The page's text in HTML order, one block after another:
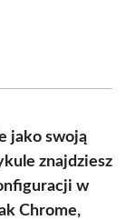
jako swoją
znajdziesz
w
Chrome,